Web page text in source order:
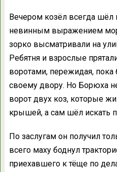
Вечером козёл всегда шёл
невинным выражением
зорко высматривали на
Ребятня и взрослые
воротами, пережидая,
своему двору. Но Борюха
ворот двух коз, которые
крышей, а сам шёл искать
По заслугам он получил
всего маху боднул
приехавшего к тёще по